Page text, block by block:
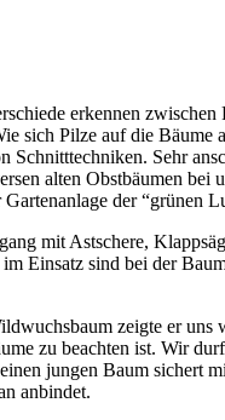
erken­nen zwi­schen
sich Pil­ze auf die Bäu­me
Schnitt­tech­ni­ken. Sehr
alten Obst­bäu­men bei
der “grü­nen
mit Ast­sche­re,
Ein­satz sind bei der
zeig­te er uns
zu beach­ten ist. Wir
jun­gen Baum sichert
anbindet.